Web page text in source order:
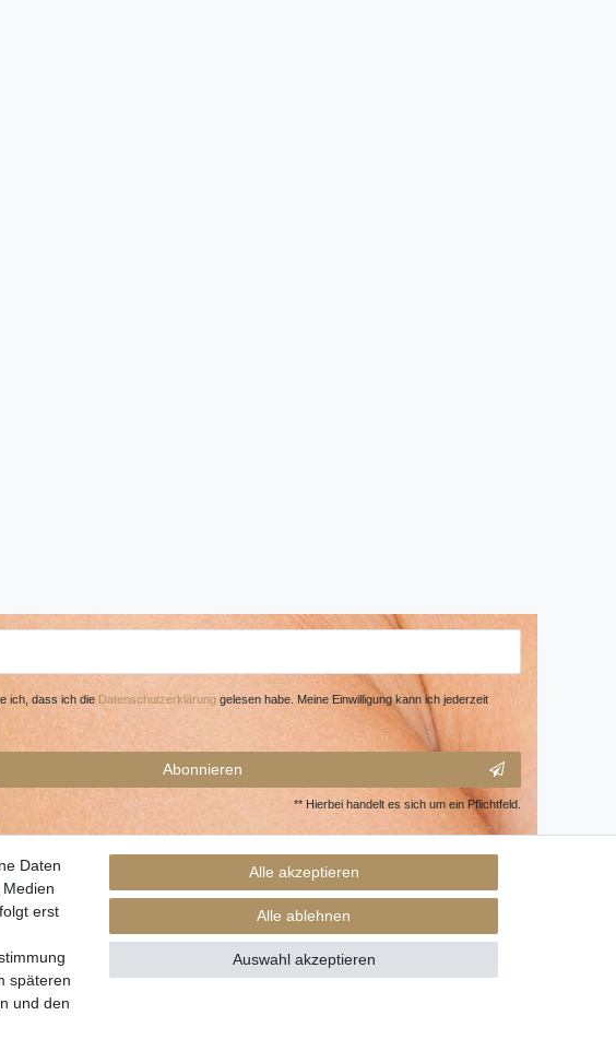
Daten
erst
späteren
und den
Alle akzeptieren
Alle ablehnen
Auswahl akzeptieren
ich, dass ich die Daten­schutz­erklärunggelesen habe. Meine Einwilligung kann ich jederzeit
Abonnieren
** Hierbei handelt es sich um ein Pflichtfeld.